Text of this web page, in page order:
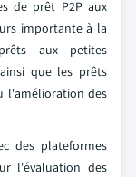
de prêt P2P aux
importante à la
aux petites
que les prêts
l'amélioration des
des plateformes
l'évaluation des